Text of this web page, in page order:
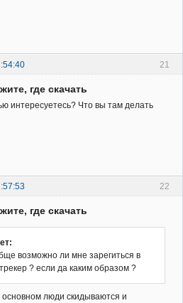
21
где скачать
интересуетесь? Что вы там делать
22
где скачать
возможно ли мне зарегиться в
? если да каким образом ?
основном люди скидываются и